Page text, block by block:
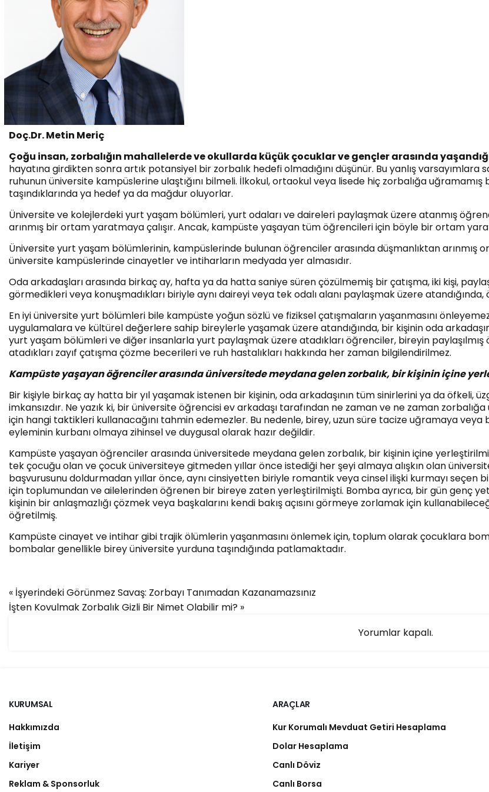
Doç.Dr. Metin Meriç
Çoğu insan, zorbalığın mahallelerde ve okullarda küçük çocuklar ve gençler arasında
hayatına girdikten sonra artık potansiyel bir zorbalık hedefi olmadığını düşünür. Bu yanlış
ruhunun üniversite kampüslerine ulaştığını bilmeli. İlkokul, ortaokul veya lisede hiç zorbalığa
taşındıklarında ya hedef ya da mağdur oluyorlar.
Üniversite ve kolejlerdeki yurt yaşam bölümleri, yurt odaları ve daireleri paylaşmak üzere atanmış
arınmış bir ortam yaratmaya çalışır. Ancak, kampüste yaşayan tüm öğrencileri için böyle bir ortam
Üniversite yurt yaşam bölümlerinin, kampüslerinde bulunan öğrenciler arasında düşmanlıktan arınmış
üniversite kampüslerinde cinayetler ve intiharların medyada yer almasıdır.
Oda arkadaşları arasında birkaç ay, hafta ya da hatta saniye süren çözülmemiş bir çatışma, iki kişi,
görmedikleri veya konuşmadıkları biriyle aynı daireyi veya tek odalı alanı paylaşmak üzere
En iyi üniversite yurt bölümleri bile kampüste yoğun sözlü ve fiziksel çatışmaların yaşanmasını
uygulamalara ve kültürel değerlere sahip bireylerle yaşamak üzere atandığında, bir kişinin oda
yurt yaşam bölümleri ve diğer insanlarla yurt paylaşmak üzere atadıkları öğrenciler, bireyin
atadıkları zayıf çatışma çözme becerileri ve ruh hastalıkları hakkında her zaman bilgilendirilmez.
Kampüste yaşayan öğrenciler arasında üniversitede meydana gelen zorbalık, bir kişinin içine
Bir kişiyle birkaç ay hatta bir yıl yaşamak istenen bir kişinin, oda arkadaşının tüm sinirlerini ya da öfkeli,
imkansızdır. Ne yazık ki, bir üniversite öğrencisi ev arkadaşı tarafından ne zaman ve ne zaman
için hangi taktikleri kullanacağını tahmin edemezler. Bu nedenle, birey, uzun süre tacize uğramaya
eyleminin kurbanı olmaya zihinsel ve duygusal olarak hazır değildir.
Kampüste yaşayan öğrenciler arasında üniversitede meydana gelen zorbalık, bir kişinin içine
tek çocuğu olan ve çocuk üniversiteye gitmeden yıllar önce istediği her şeyi almaya alışkın olan
başvurusunu doldurmadan yıllar önce, aynı cinsiyetten biriyle romantik veya cinsel ilişki kurmayı seçen
için toplumundan ve ailelerinden öğrenen bir bireye zaten yerleştirilmişti. Bomba ayrıca, bir gün genç
kişinin bir anlaşmazlığı çözmek veya başkalarını kendi bakış açısını görmeye zorlamak için
öğretilmiş.
Kampüste cinayet ve intihar gibi trajik ölümlerin yaşanmasını önlemek için, toplum olarak çocuklara
bombalar genellikle birey üniversite yurduna taşındığında patlamaktadır.
« İşyerindeki Görünmez Savaş: Zorbayı Tanımadan Kazanamazsınız
İşten Kovulmak Zorbalık Gizli Bir Nimet Olabilir mi? »
Yorumlar kapalı.
KURUMSAL
Hakkımızda
İletişim
Kariyer
Reklam & Sponsorluk
ARAÇLAR
Kur Korumalı Mevduat Getiri Hesaplama
Dolar Hesaplama
Canlı Döviz
Canlı Borsa